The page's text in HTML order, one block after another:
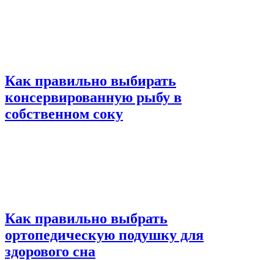
Как правильно выбирать
консервированную рыбу в
собственном соку
Как правильно выбрать
ортопедическую подушку для
здорового сна